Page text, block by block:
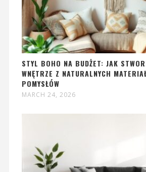
STYL BOHO NA BUDŻET: JAK
WNĘTRZE Z NATURALNYCH
POMYSŁÓW
MARCH 24, 2026